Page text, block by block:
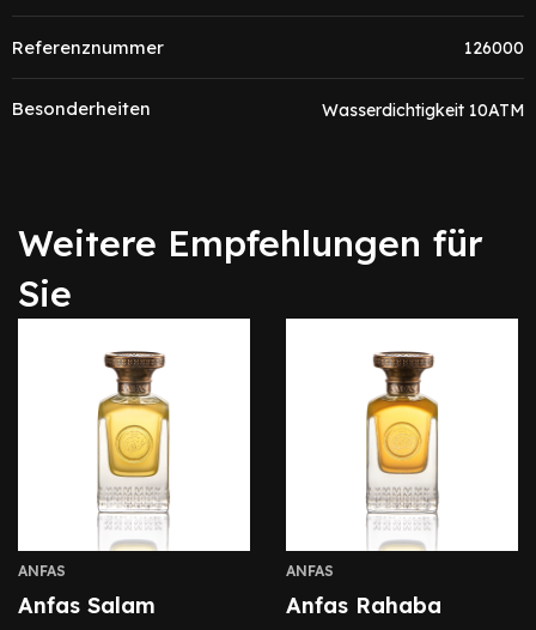
Referenznummer 126000
Besonderheiten Wasserdichtigkeit 10ATM
Weitere Empfehlungen für
Sie
ANFAS
Anfas Salam
ANFAS
Anfas Rahaba